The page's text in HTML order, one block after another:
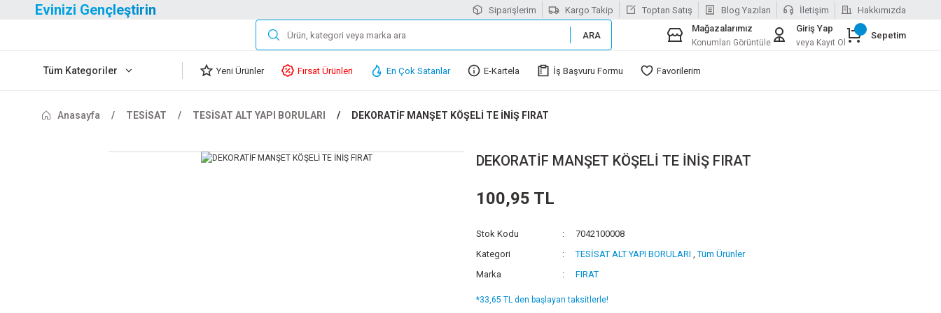
Evinizi Gençleştirin Siparişlerim Kargo Takip Toptan Satış Blog Yazıları İletişim Hakkımızda
ARA
Mağazalarımız
Konumları Görüntüle
Giriş Yap
veya Kayıt Ol
Sepetim
Tüm Kategoriler Yeni Ürünler Fırsat Ürünleri En Çok Satanlar E-Kartela İş Başvuru Formu Favorilerim
Anasayfa TESİSAT TESİSAT ALT YAPI BORULARI DEKORATİF MANŞET KÖŞELİ TE İNİŞ FIRAT
DEKORATİF MANŞET KÖŞELİ TE İNİŞ FIRAT
100,95 TL
Stok Kodu
7042100008
Kategori
TESİSAT ALT YAPI BORULARI ,Tüm Ürünler
Marka
FIRAT
*33,65 TL den başlayan taksitlerle!